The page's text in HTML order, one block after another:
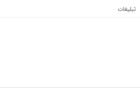
تبلیغات